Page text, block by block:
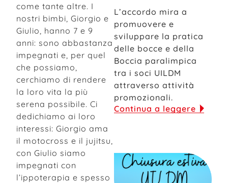
come tante altre. I
nostri bimbi, Giorgio e
Giulio, hanno 7 e 9
anni: sono abbastanza
impegnati e, per quel
che possiamo,
cerchiamo di rendere
la loro vita la più
serena possibile. Ci
dedichiamo ai loro
interessi: Giorgio ama
il motocross e il jujitsu,
con Giulio siamo
impegnati con
l’ippoterapia e spesso
L’accordo mira a
promuovere e
sviluppare la pratica
delle bocce e della
Boccia paralimpica
tra i soci UILDM
attraverso attività
promozionali.
Continua a leggere